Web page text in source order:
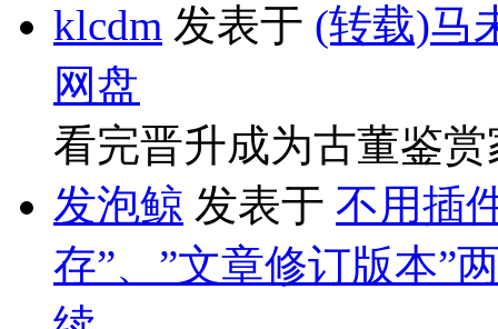
klcdm 发表于 (转载)马
网盘
看完晋升成为古董鉴
发泡鲸 发表于 不用插
存”、”文章修订版本”